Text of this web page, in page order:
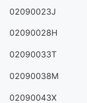
02090023J
02090028H
02090033T
02090038M
02090043X